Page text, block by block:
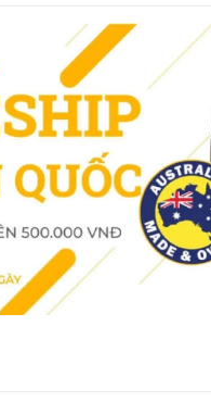
Cố vấn sản phẩm Lily